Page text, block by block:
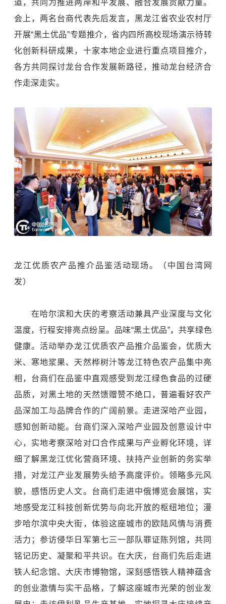
道，共同为推进两岸和平发展、融合发展贡献力量。
会上，两名台商代表先后发言，黑龙江省农业农村厅
开展“黑土优品”专题推介，省内四所高校现场演示待转
化创新科研成果，十家本地企业进行重点项目推介，
各方共同探讨龙台合作发展新路径，推动龙台经济合
作走深走实。
龙江优质农产品推介品鉴活动现场。（中国台湾网
发）
在哈尔滨和大庆的考察活动兼具产业深度与文化
温度，行程安排亮点纷呈。品味“黑土优品”，共享绿色
健康。活动举办龙江优质农产品推介品鉴会，优质大
米、寒地浆果、天然桦树汁等龙江特色农产品集中亮
相，台商们在品鉴中直观感受到龙江绿色食品的过硬
品质，对黑土地的天然馈赠赞不绝口，普遍看好农产
品深加工与品牌合作的广阔前景。走进深哈产业园，
感知创新动能。台商们深入深哈产业园及创意设计中
心，实地考察深哈对口合作成果与产业孵化环境，详
细了解黑龙江优化营商环境、扶持产业创新的务实举
措，对龙江产业发展势头给予高度评价。领略多元风
貌，感悟历史人文。台商们走进中俄博览会展馆，实
地感受龙江科技创新优势与向北开放的枢纽地位；漫
步哈尔滨中央大街 ，体验这座城市的欧陆风情与消费
活力；参访侵华日军第七三一部队罪证陈列馆，共同
铭记历史、凝聚和平共识。在大庆，台商们先后走进
铁人纪念馆、大庆市博物馆，深刻感悟铁人精神蕴含
的创业激情与实干品格，了解这座城市光荣的创业发